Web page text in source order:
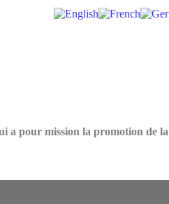
pour mission la promotion de